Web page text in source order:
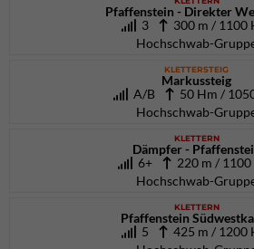
Pfaffenstein - Direkter
3
300 m / 1100
Hochschwab-
KLETTERSTEIG
Markussteig
A/B 50 Hm /
Hochschwab-
KLETTERN
Dämpfer -
6+
220 m / 1100
Hochschwab-
KLETTERN
Pfaffenstein
5
425 m / 1200